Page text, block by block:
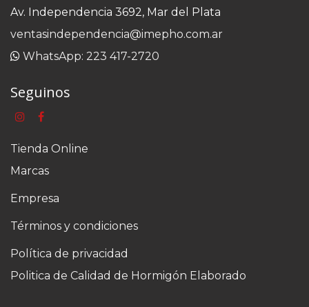
Av. Independencia 3692, Mar del Plata
ventasindependencia@imepho.com.ar
WhatsApp: 223 417-2720
Seguinos
Tienda Online
Marcas
Empresa
Términos y condiciones
Política de privacidad
Politica de Calidad de Hormigón Elaborado